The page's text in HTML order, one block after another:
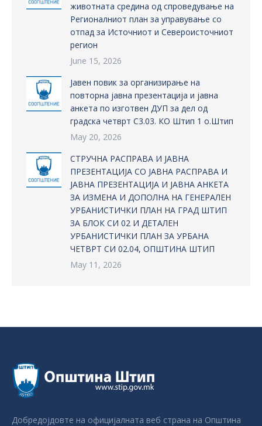
животната средина од спроведување на
Регионалниот план за управување со
отпад за Источниот и Североисточниот
регион
June 15, 2026
Јавен повик за организирање на
повторна јавна презентација и јавна
анкета по изготвен ДУП за дел од
градска четврт С3.03. КО Штип 1 о.Штип
May 20, 2026
СТРУЧНА РАСПРАВА И ЈАВНА
ПРЕЗЕНТАЦИЈА СО ЈАВНА РАСПРАВА И
ЈАВНА ПРЕЗЕНТАЦИЈА И ЈАВНА АНКЕТА
ЗА ИЗМЕНА И ДОПОЛНА НА ГЕНЕРАЛЕН
УРБАНИСТИЧКИ ПЛАН НА ГРАД ШТИП
ЗА БЛОК СИ 02 И ДЕТАЛЕН
УРБАНИСТИЧКИ ПЛАН ЗА УРБАНА
ЧЕТВРТ СИ 02.04, ОПШТИНА ШТИП
May 11, 2026
Добредојдовте на официјалната веб страна на Општина